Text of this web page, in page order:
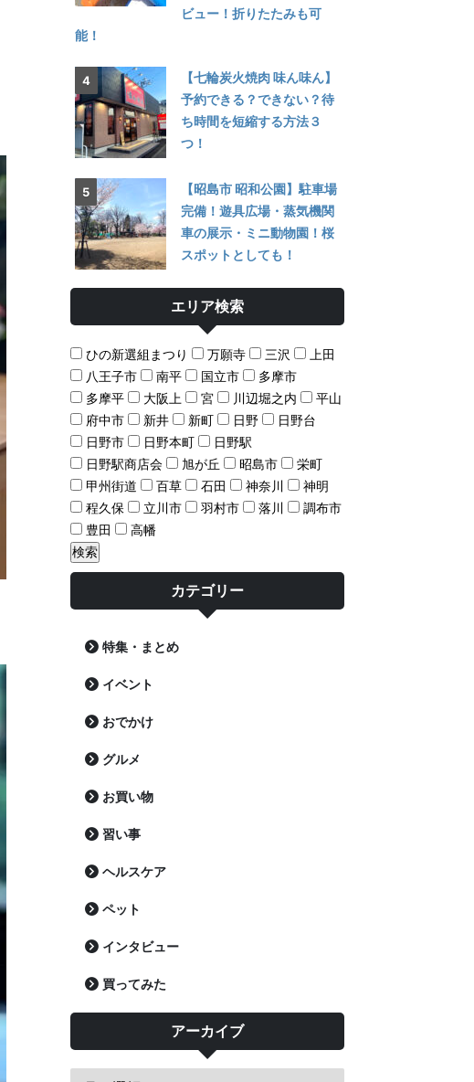
ビュー！折りたたみも可
能！
【七輪炭火焼肉 味ん味ん】
予約できる？できない？待
ち時間を短縮する方法３
つ！
【昭島市 昭和公園】駐車場
完備！遊具広場・蒸気機関
車の展示・ミニ動物園！桜
スポットとしても！
エリア検索
ひの新選組まつり 万願寺 三沢
上田
八王子市
南平 国立市
多摩市
多摩平
大阪上 宮 川辺堀之内
平山
府中市
新井 新町 日野
日野台
日野市
日野本町
日野駅
日野駅商店会
旭が丘 昭島市
栄町
甲州街道
百草 石田 神奈川
神明
程久保
立川市 羽村市 落川
調布市
豊田
高幡
カテゴリー
特集・まとめ
イベント
おでかけ
グルメ
お買い物
習い事
ヘルスケア
ペット
インタビュー
買ってみた
アーカイブ